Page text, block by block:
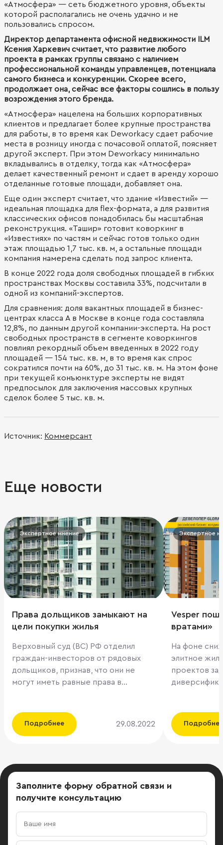
«Атмосфера» — сеть бюджетного уровня, объекты
которой располагались не очень удачно и не
пользовались спросом.
Директор департамента офисной недвижимости ILM
Ксения Харкевич считает, что развитие любого
проекта в рамках группы связано с наличием
профессиональной команды управленцев, потенциала
самого бизнеса и конкуренции. Скорее всего,
продолжает она, сейчас все факторы сошлись в пользу
возрождения этого бренда.
«Атмосфера» нацелена на больших корпоративных
клиентов и предлагает более крупные пространства
для работы, в то время как Deworkacy сдает рабочие
места в розницу иногда с почасовой оплатой, поясняет
другой эксперт. При этом Deworkacy минимально
вкладывались в отделку, тогда как «Атмосфера»
делает качественный ремонт и сдает в аренду хорошо
отделанные готовые площади, добавляет она.
Еще один эксперт считает, что здание «Известий» —
идеальная площадка для flex-формата, а для развития
классических офисов понадобилась бы масштабная
реконструкция. «Ташир» готовит коворкинг в
«Известиях» по частям и сейчас готов только один
этаж площадью 1,7 тыс. кв. м, а остальные площади
компания намерена сделать под запрос клиента.
В конце 2022 года доля свободных площадей в гибких
пространствах Москвы составила 33%, подсчитали в
одной из компаний-экспертов.
Для сравнения: доля вакантных площадей в бизнес-
центрах класса А в Москве в конце года составляла
12,8%, по данным другой компании-эксперта. На рост
свободных пространств в сегменте коворкингов
повлиял рекордный объем введенных в 2022 году
площадей — 154 тыс. кв. м, в то время как спрос
сократился почти на 60%, до 31 тыс. кв. м. На этом фоне
при текущей конъюнктуре эксперты не видят
предпосылок для заключения массовых крупных
сделок более 5 тыс. кв. м.
Источник: Коммерсант
Еще новости
Экспертное мнение
Права дольщиков замыкают на
цели покупки жилья
Верховный суд (ВС) РФ отделил
граждан-инвесторов от рядовых
дольщиков, признав, что они не
могут иметь равные права в
нескольких квартир необязательно
считается инвестиционной
Юристы отмечают, что доказать
будет непросто, а как это сделать,
ВС не объяснил. На рынке долю
физлиц-инвесторов оценивают в 10–
15%. ВС 23 августа опубликовал
решение в рамках банкротства
Подробнее 29.08.2022
Экспертное
Vesper
вратами»
На фоне
элитное
проектов
покупкой
в
уйти из РФ.
эксперты,
Застройщик
выкупе их
Подробнее
Заполните форму обратной связи и
получите консультацию